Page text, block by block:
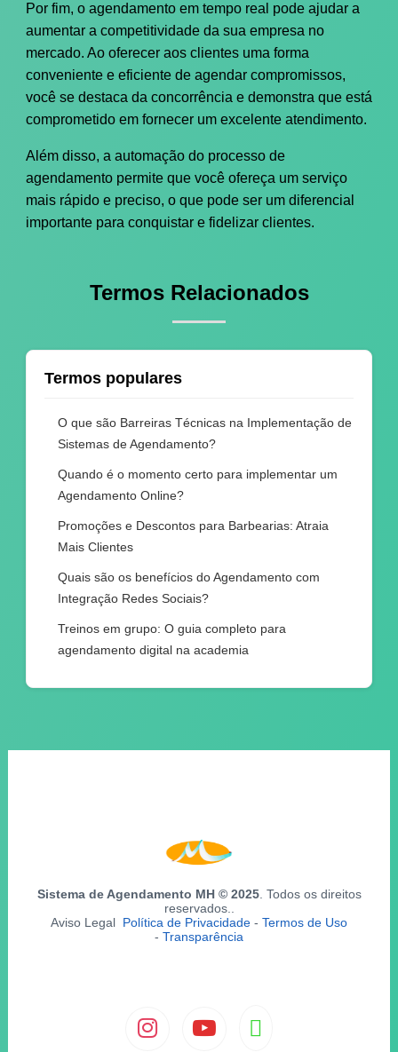
Por fim, o agendamento em tempo real pode ajudar a
aumentar a competitividade da sua empresa no
mercado. Ao oferecer aos clientes uma forma
conveniente e eficiente de agendar compromissos,
você se destaca da concorrência e demonstra que está
comprometido em fornecer um excelente atendimento.
Além disso, a automação do processo de
agendamento permite que você ofereça um serviço
mais rápido e preciso, o que pode ser um diferencial
importante para conquistar e fidelizar clientes.
Termos Relacionados
Termos populares
O que são Barreiras Técnicas na Implementação de
Sistemas de Agendamento?
Quando é o momento certo para implementar um
Agendamento Online?
Promoções e Descontos para Barbearias: Atraia
Mais Clientes
Quais são os benefícios do Agendamento com
Integração Redes Sociais?
Treinos em grupo: O guia completo para
agendamento digital na academia
Sistema de Agendamento MH © 2025. Todos os direitos
reservados..
Aviso Legal Política de Privacidade - Termos de Uso
- Transparência